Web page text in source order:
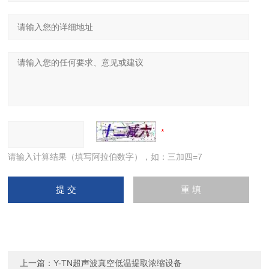
请输入计算结果（填写阿拉伯数字），如：三加四=7
上一篇：Y-TN超声波真空低温提取浓缩设备